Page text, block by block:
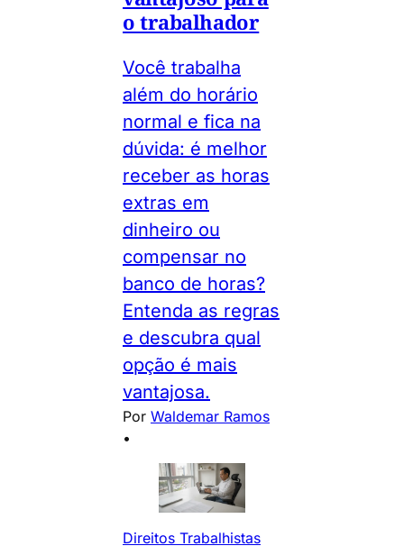
o trabalhador
Você trabalha
além do horário
normal e fica na
dúvida: é melhor
receber as horas
extras em
dinheiro ou
compensar no
banco de horas?
Entenda as regras
e descubra qual
opção é mais
vantajosa.
Por Waldemar Ramos
•
Direitos Trabalhistas